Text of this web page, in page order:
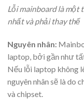
Lỗi mainboard là một
nhất và phải thay thế
Nguyên nhân:
laptop, bởi gần như
Nếu lỗi laptop không
nguyên nhân sẽ là do
và chipset.